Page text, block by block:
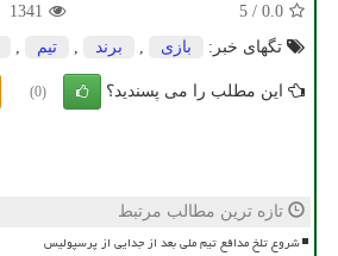
0.0
/
5
1341
تگهای خبر:
بازی برند تیم
این مطلب را می پسندید؟ (0)
تازه ترین مطالب مرتبط
شروع تلخ مدافع تیم ملی بعد از جدایی از پرسپولیس